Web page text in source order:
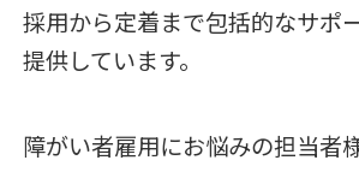
採用から定着まで包括的なサポ
提供しています。
障がい者雇用にお悩みの担当者